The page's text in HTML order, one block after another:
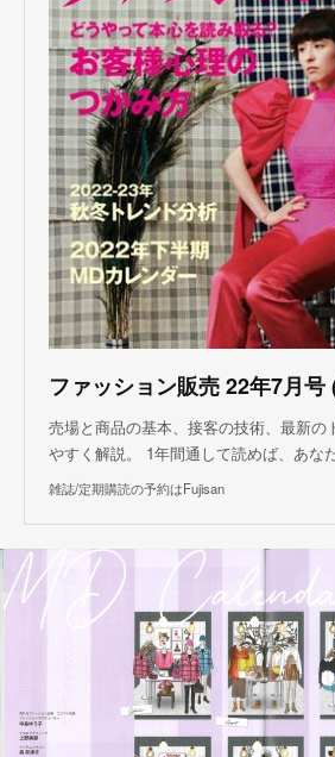
売場と商品の基本、接客の技術、最新の
やすく解説。 1年間通して読めば、あ
雑誌/定期購読の予約はFujisan